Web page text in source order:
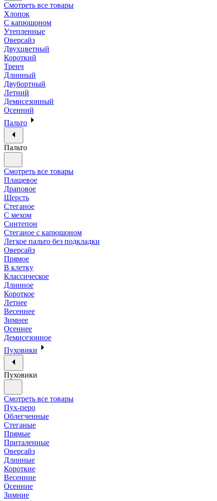
Смотреть все товары
Хлопок
С капюшоном
Утепленные
Оверсайз
Двухцветный
Короткий
Тренч
Длинный
Двубортный
Летний
Демисезонный
Осенний
Пальто
Пальто
Смотреть все товары
Плащевое
Драповое
Шерсть
Стеганое
С мехом
Синтепон
Стеганое с капюшоном
Легкое пальто без подкладки
Оверсайз
Прямое
В клетку
Классическое
Длинное
Короткое
Летнее
Весеннее
Зимнее
Осеннее
Демисезонное
Пуховики
Пуховики
Смотреть все товары
Пух-перо
Облегченные
Стеганые
Прямые
Приталенные
Оверсайз
Длинные
Короткие
Весенние
Осенние
Зимние